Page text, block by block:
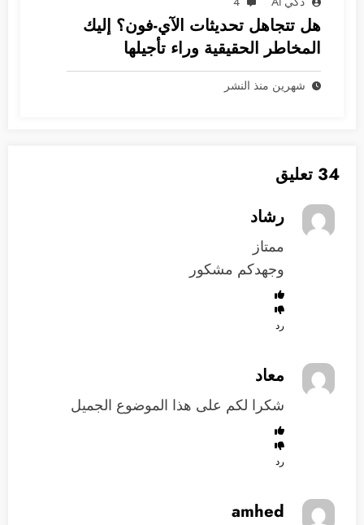
هل تتجاهل تحديثات الآي-فون؟ إليك
المخاطر الحقيقية وراء تأجيلها
شهرين منذ النشر
34 تعليق
رشاد
ممتاز
وجهدكم مشكور
رد
معاد
شكرا لكم على هذا الموضوع الجميل
رد
amhed